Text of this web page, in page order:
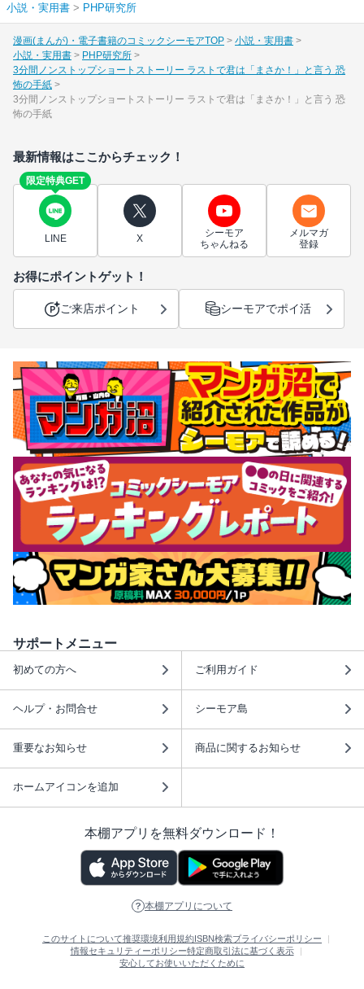
小説・実用書 > PHP研究所
漫画(まんが)・電子書籍のコミックシーモアTOP
小説・実用書
小説・実用書
PHP研究所
3分間ノンストップショートストーリー ラストで君は「まさか！」と言う 恐
怖の手紙
3分間ノンストップショートストーリー ラストで君は「まさか！」と言う 恐
怖の手紙
最新情報はここからチェック！
限定特典GET
LINE X
シーモア
ちゃんねる
メルマガ
登録
お得にポイントゲット！
ご来店ポイント シーモアでポイ活
サポートメニュー
初めての方へ ご利用ガイド
ヘルプ・お問合せ シーモア島
重要なお知らせ 商品に関するお知らせ
ホームアイコンを追加
本棚アプリを無料ダウンロード！
本棚アプリについて
このサイトについて推奨環境利用規約ISBN検索プライバシーポリシー
情報セキュリティーポリシー特定商取引法に基づく表示
安心してお使いいただくために